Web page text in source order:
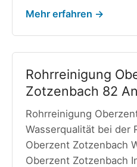
Mehr erfahren →
Rohrreinigung
Zotzenbach 82
Rohrreinigung
Wasserqualität bei der
Oberzent Zotzenbach
Oberzent Zotzenbach